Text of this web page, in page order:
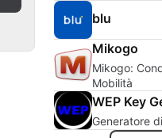
blu
Mikogo
Mikogo:
Mobilità
WEP Key
Generatore